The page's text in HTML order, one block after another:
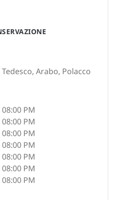
Arabo, Polacco
08:00 PM
08:00 PM
08:00 PM
08:00 PM
08:00 PM
08:00 PM
08:00 PM